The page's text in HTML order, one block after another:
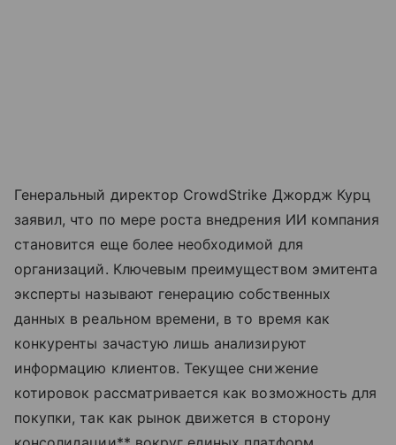
Генеральный директор CrowdStrike Джордж Курц
заявил, что по мере роста внедрения ИИ компания
становится еще более необходимой для
организаций. Ключевым преимуществом эмитента
эксперты называют генерацию собственных
данных в реальном времени, в то время как
конкуренты зачастую лишь анализируют
информацию клиентов. Текущее снижение
котировок рассматривается как возможность для
покупки, так как рынок движется в сторону